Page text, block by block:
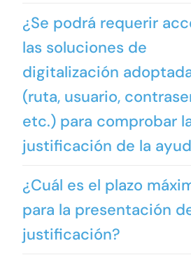
¿Se podrá requerir
las soluciones de
digitalización
(ruta, usuario,
etc.) para comprobar
justificación de la
¿Cuál es el plazo
para la presentación
justificación?